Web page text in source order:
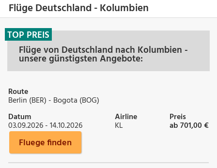
Flüge Deutschland - Kolumbien
Flüge von Deutschland nach Kolumbien -
unsere günstigsten Angebote:
TOP PREIS
Route
Berlin (BER) - Bogota (BOG)
Datum
03.09.2026 - 14.10.2026
Airline
KL
Preis
ab 701,00 €
Fluege finden